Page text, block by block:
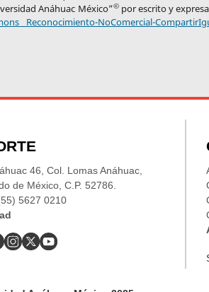
Anáhuac México”©por escrito y
Reconocimiento-NoComercial-
46, Col. Lomas Anáhuac,
de México, C.P. 52786.
5627 0210